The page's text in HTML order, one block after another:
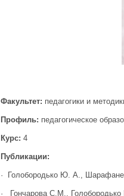
Факультет: педагогики и
Профиль: педагогическое
Курс: 4
Публикации:
· Голобородько Ю. А.,
· Гончарова С.М., Голобородько